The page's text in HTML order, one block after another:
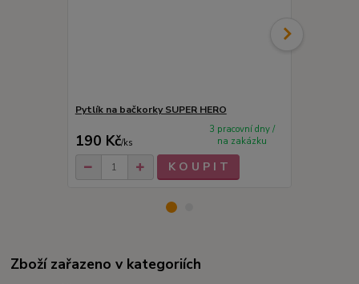
Pytlík na bačkorky SUPER HERO
190 Kč/ks
3 pracovní dny /
na zakázku
K O U P I T
Zboží zařazeno v kategoriích